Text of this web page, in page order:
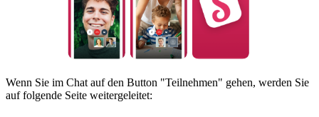
Wenn Sie im Chat auf den Button "Teilnehmen" gehen, werden Sie
auf folgende Seite weitergeleitet: